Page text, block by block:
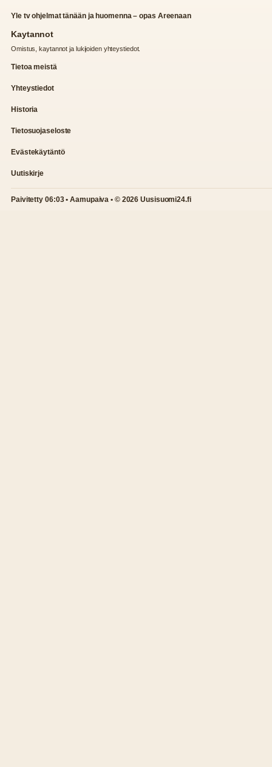
Yle tv ohjelmat tänään ja huomenna – opas Areenaan
Kaytannot
Omistus, kaytannot ja lukijoiden yhteystiedot.
Tietoa meistä
Yhteystiedot
Historia
Tietosuojaseloste
Evästekäytäntö
Uutiskirje
Paivitetty 06:03 • Aamupaiva • © 2026 Uusisuomi24.fi